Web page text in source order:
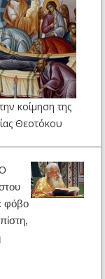
κοίμηση της
Θεοτόκου
φόβο